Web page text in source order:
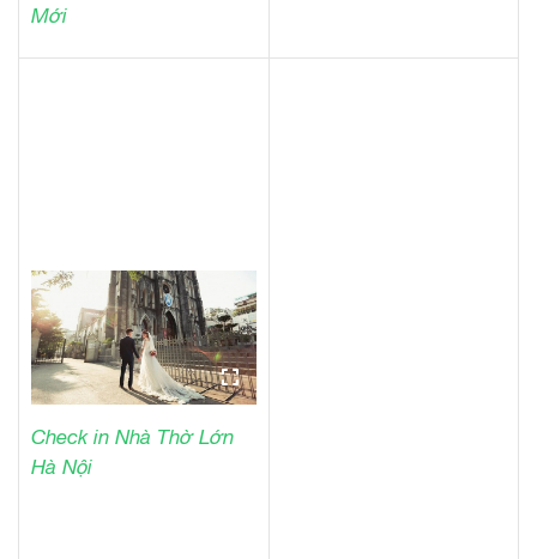
Mới
Check in Nhà Thờ Lớn
Hà Nội